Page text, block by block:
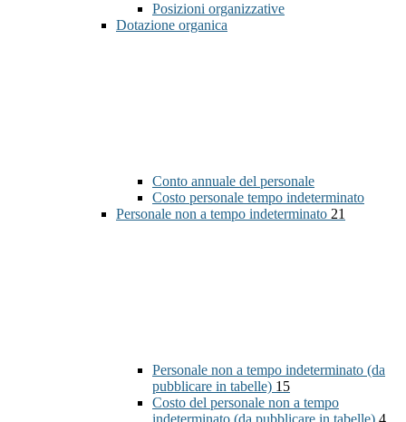
Posizioni organizzative
Dotazione organica
Conto annuale del personale
Costo personale tempo indeterminato
Personale non a tempo indeterminato 21
Personale non a tempo indeterminato (da
pubblicare in tabelle) 15
Costo del personale non a tempo